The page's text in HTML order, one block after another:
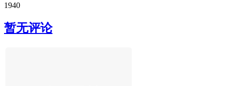
1940
暂无评论